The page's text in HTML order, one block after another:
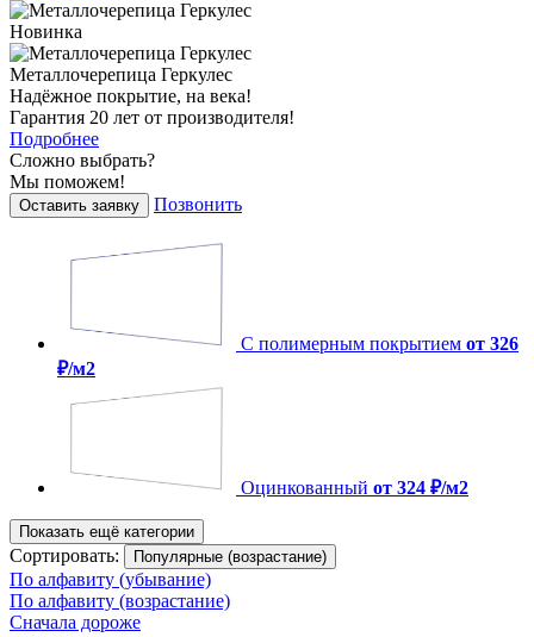
Новинка
Металлочерепица Геркулес
Надёжное покрытие, на века!
Гарантия 20 лет от производителя!
Подробнее
Сложно выбрать?
Мы поможем!
Оставить заявку Позвонить
С полимерным покрытием от 326
₽/м2
Оцинкованный от 324 ₽/м2
Показать ещё категории
Сортировать: Популярные (возрастание)
По алфавиту (убывание)
По алфавиту (возрастание)
Сначала дороже